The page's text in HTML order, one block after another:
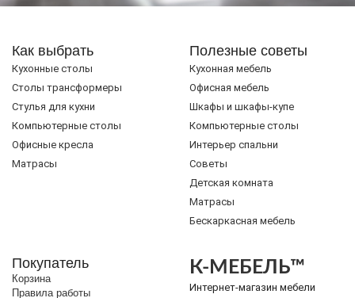
Как выбрать
Кухонные столы
Cтолы трансформеры
Стулья для кухни
Компьютерные столы
Офисные кресла
Матрасы
Полезные советы
Кухонная мебель
Офисная мебель
Шкафы и шкафы-купе
Компьютерные столы
Интерьер спальни
Советы
Детская комната
Матрасы
Бескаркасная мебель
Покупатель
Корзина
Правила работы
К-МЕБЕЛЬ™
Интернет-магазин мебели